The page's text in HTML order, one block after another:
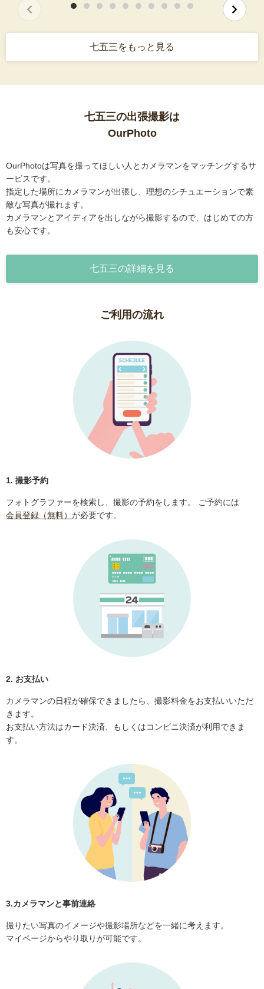
七五三をもっと見る
七五三の出張撮影は
OurPhoto
OurPhotoは写真を撮ってほしい人とカメラマンをマッチングするサ
ービスです。
指定した場所にカメラマンが出張し、理想のシチュエーションで素
敵な写真が撮れます。
カメラマンとアイディアを出しながら撮影するので、はじめての方
も安心です。
七五三の詳細を見る
ご利用の流れ
1. 撮影予約
フォトグラファーを検索し、撮影の予約をします。 ご予約には
会員登録（無料） が必要です。
2. お支払い
カメラマンの日程が確保できましたら、撮影料金をお支払いいただ
きます。
お支払い方法はカード決済、もしくはコンビニ決済が利用できま
す。
3.カメラマンと事前連絡
撮りたい写真のイメージや撮影場所などを一緒に考えます。
マイページからやり取りが可能です。